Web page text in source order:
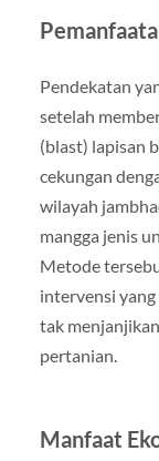
Pendekatan
setelah
(blast) lapisan
cekungan
wilayah
mangga jenis
Metode
intervensi
tak
pertanian.
Manfaat